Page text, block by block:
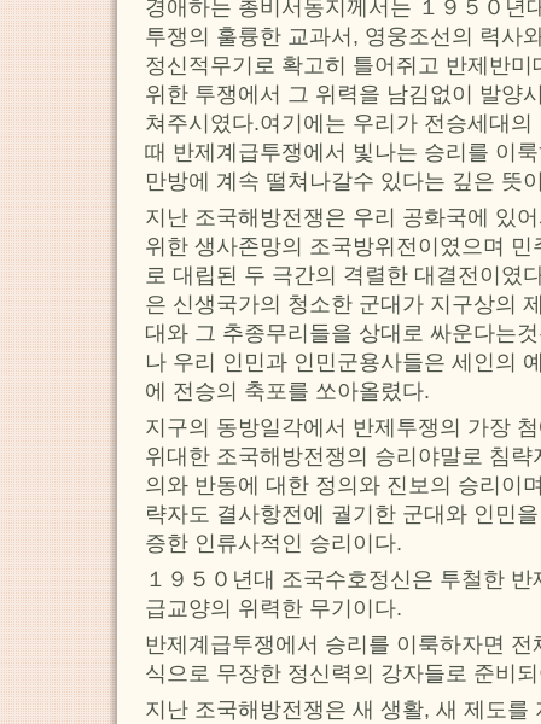
경애하는 총비서동지께서는 １９５０년
투쟁의 훌륭한 교과서, 영웅조선의 력사
정신적무기로 확고히 틀어쥐고 반제반
위한 투쟁에서 그 위력을 남김없이 발양
쳐주시였다.여기에는 우리가 전승세대
때 반제계급투쟁에서 빛나는 승리를 이
만방에 계속 떨쳐나갈수 있다는 깊은 뜻
지난 조국해방전쟁은 우리 공화국에 있
위한 생사존망의 조국방위전이였으며
로 대립된 두 극간의 격렬한 대결전이였
은 신생국가의 청소한 군대가 지구상의
대와 그 추종무리들을 상대로 싸운다는
나 우리 인민과 인민군용사들은 세인의
에 전승의 축포를 쏘아올렸다.
지구의 동방일각에서 반제투쟁의 가장
위대한 조국해방전쟁의 승리야말로 침
의와 반동에 대한 정의와 진보의 승리이
략자도 결사항전에 궐기한 군대와 인민
증한 인류사적인 승리이다.
１９５０년대 조국수호정신은 투철한
급교양의 위력한 무기이다.
반제계급투쟁에서 승리를 이룩하자면
식으로 무장한 정신력의 강자들로 준비
지난 조국해방전쟁은 새 생활, 새 제도를